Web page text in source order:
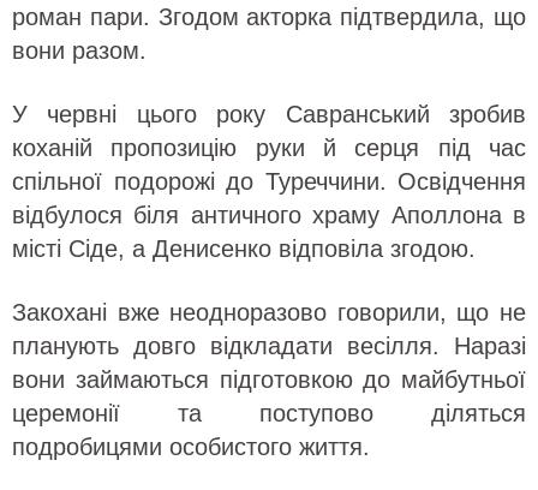
роман пари. Згодом акторка підтвердила, що
вони разом.
У червні цього року Савранський зробив
коханій пропозицію руки й серця під час
спільної подорожі до Туреччини. Освідчення
відбулося біля античного храму Аполлона в
місті Сіде, а Денисенко відповіла згодою.
Закохані вже неодноразово говорили, що не
планують довго відкладати весілля. Наразі
вони займаються підготовкою до майбутньої
церемонії та поступово діляться
подробицями особистого життя.